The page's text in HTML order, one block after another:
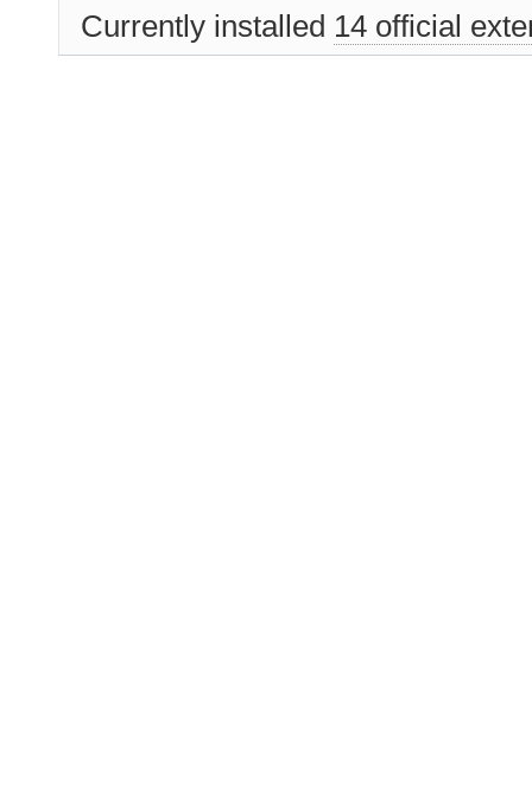
Currently installed 14 official